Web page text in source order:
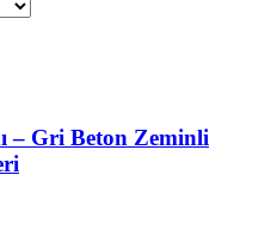
– Gri Beton Zeminli